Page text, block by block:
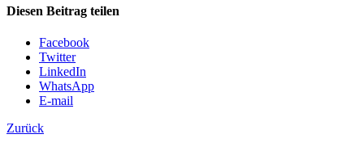
Diesen Beitrag teilen
Facebook
Twitter
LinkedIn
WhatsApp
E-mail
Zurück